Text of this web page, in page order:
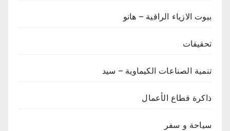
بيوت الازياء الراقية – هانو
تحقيقات
تنمية الصناعات الكيماوية – سيد
ذاكرة قطاع الأعمال
سياحة و سفر